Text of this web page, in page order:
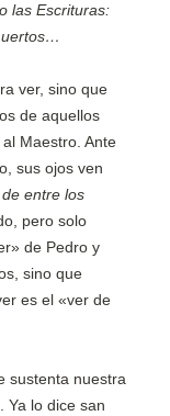
las Escrituras:
ver, sino que
de aquellos
Maestro. Ante
sus ojos ven
de entre los
pero solo
de Pedro y
sino que
es el «ver de
sustenta nuestra
Ya lo dice san